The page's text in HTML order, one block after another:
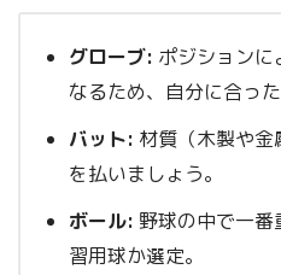
グローブ: ポジション
なるため、自分に合った
バット: 材質（木製や
を払いましょう。
ボール: 野球の中で一
習用球か選定。